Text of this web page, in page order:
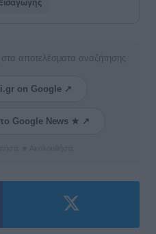
αποτελέσματα αναζήτησης
on Google ↗
Google News ★ ↗